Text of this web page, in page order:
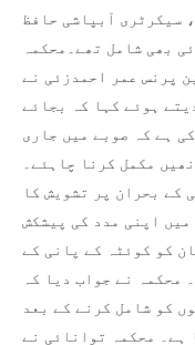
سیکرٹری آبپاشی حافظ
بھی شامل تھے۔محکمہ
پرنس عمر احمدزئی نے
ہوئے کہا کہ بجائے
ہے کہ صوبے میں جاری
مکمل کرنا چاہئے۔
کے بحران پر تشویش کا
اپنی مدد کی پیشکش
کو کوئٹہ کے پانی کے
محکمہ نے جواب دیا کہ
کو شامل کرنے کے بعد
ہے۔ محکمہ توانائی نے